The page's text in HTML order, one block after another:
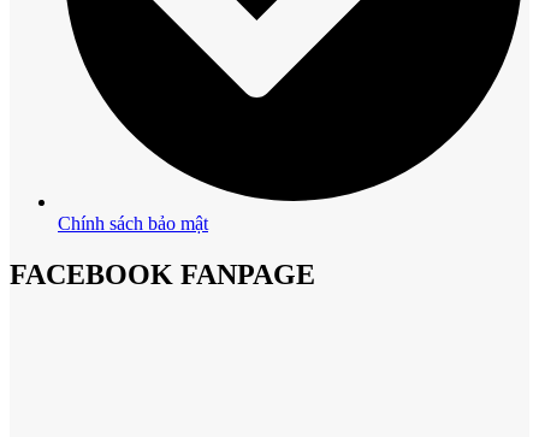
Chính sách bảo mật
FACEBOOK FANPAGE